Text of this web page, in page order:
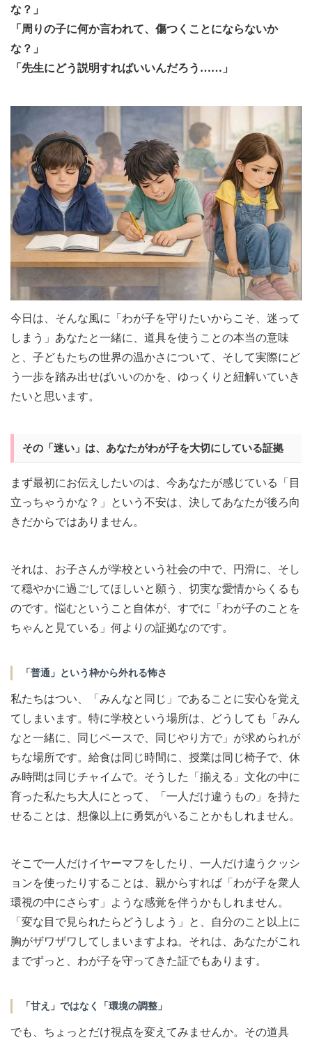
な？」
「周りの子に何か言われて、傷つくことにならないか
な？」
「先生にどう説明すればいいんだろう……」
今日は、そんな風に「わが子を守りたいからこそ、迷って
しまう」あなたと一緒に、道具を使うことの本当の意味
と、子どもたちの世界の温かさについて、そして実際にど
う一歩を踏み出せばいいのかを、ゆっくりと紐解いていき
たいと思います。
その「迷い」は、あなたがわが子を大切にしている証拠
まず最初にお伝えしたいのは、今あなたが感じている「目
立っちゃうかな？」という不安は、決してあなたが後ろ向
きだからではありません。
それは、お子さんが学校という社会の中で、円滑に、そし
て穏やかに過ごしてほしいと願う、切実な愛情からくるも
のです。悩むということ自体が、すでに「わが子のことを
ちゃんと見ている」何よりの証拠なのです。
「普通」という枠から外れる怖さ
私たちはつい、「みんなと同じ」であることに安心を覚え
てしまいます。特に学校という場所は、どうしても「みん
なと一緒に、同じペースで、同じやり方で」が求められが
ちな場所です。給食は同じ時間に、授業は同じ椅子で、休
み時間は同じチャイムで。そうした「揃える」文化の中に
育った私たち大人にとって、「一人だけ違うもの」を持た
せることは、想像以上に勇気がいることかもしれません。
そこで一人だけイヤーマフをしたり、一人だけ違うクッシ
ョンを使ったりすることは、親からすれば「わが子を衆人
環視の中にさらす」ような感覚を伴うかもしれません。
「変な目で見られたらどうしよう」と、自分のこと以上に
胸がザワザワしてしまいますよね。それは、あなたがこれ
までずっと、わが子を守ってきた証でもあります。
「甘え」ではなく「環境の調整」
でも、ちょっとだけ視点を変えてみませんか。その道具